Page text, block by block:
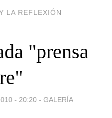
LA REFLEXIÓN
"prensa
- 20:20 - GALERÍA